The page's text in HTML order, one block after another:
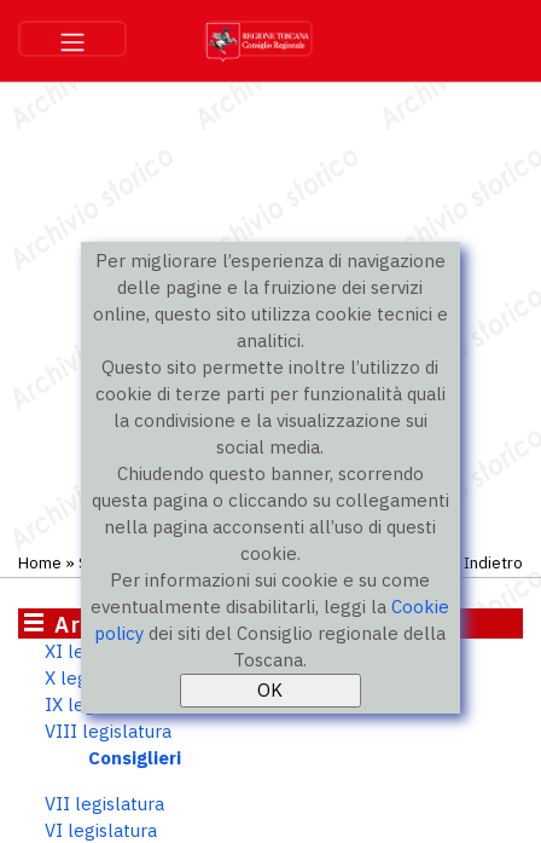
Per migliorare l’esperienza di navigazione
delle pagine e la fruizione dei servizi
online, questo sito utilizza cookie tecnici e
analitici.
Questo sito permette inoltre l’utilizzo di
cookie di terze parti per funzionalità quali
la condivisione e la visualizzazione sui
social media.
Chiudendo questo banner, scorrendo
questa pagina o cliccando su collegamenti
nella pagina acconsenti all’uso di questi
cookie.
Per informazioni sui cookie e su come
eventualmente disabilitarli, leggi laCookie
policy dei siti del Consiglio regionale della
Toscana.
Home » Storico VIII legislatura»Consiglieri Indietro
Archivio storico
XI legislatura
X legislatura
IX legislatura
VIII legislatura
Consiglieri
VII legislatura
VI legislatura